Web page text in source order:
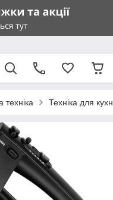
техніка Техніка для